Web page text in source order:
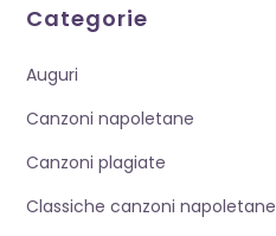
Categorie
Auguri
Canzoni napoletane
Canzoni plagiate
Classiche canzoni napoletane